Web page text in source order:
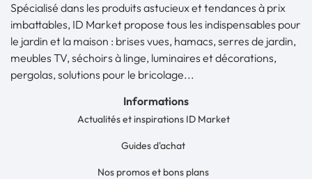
Spécialisé dans les produits astucieux et tendances à prix
imbattables, ID Market propose tous les indispensables pour
le jardin et la maison : brises vues, hamacs, serres de jardin,
meubles TV, séchoirs à linge, luminaires et décorations,
pergolas, solutions pour le bricolage...
Informations
Actualités et inspirations ID Market
Guides d'achat
Nos promos et bons plans